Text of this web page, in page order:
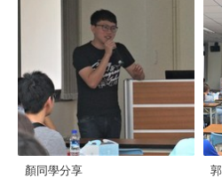
顏同學分享